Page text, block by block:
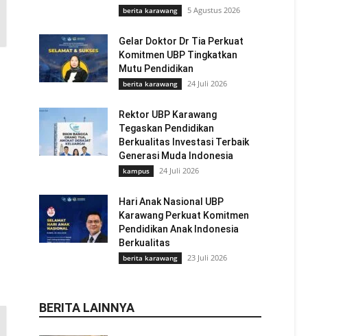
berita karawang 5 Agustus 2026
Gelar Doktor Dr Tia Perkuat
Komitmen UBP Tingkatkan
Mutu Pendidikan
berita karawang 24 Juli 2026
Rektor UBP Karawang
Tegaskan Pendidikan
Berkualitas Investasi Terbaik
Generasi Muda Indonesia
kampus 24 Juli 2026
Hari Anak Nasional UBP
Karawang Perkuat Komitmen
Pendidikan Anak Indonesia
Berkualitas
berita karawang 23 Juli 2026
BERITA LAINNYA